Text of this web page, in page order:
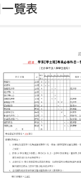
覽表